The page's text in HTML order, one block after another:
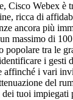
Cisco Webex è
ricca di
ancora più
massimo di
popolare tra le
i gesti
affinché i vari
del
tuoi impiegati